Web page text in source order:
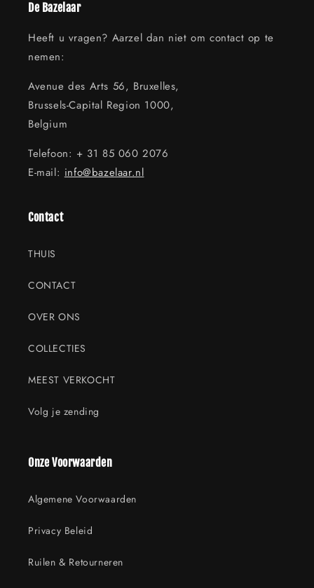
De Bazelaar
Heeft u vragen? Aarzel dan niet om contact op te
nemen:
Avenue des Arts 56, Bruxelles,
Brussels-Capital Region 1000,
Belgium
Telefoon: + 31 85 060 2076
E-mail: info@bazelaar.nl
Contact
THUIS
CONTACT
OVER ONS
COLLECTIES
MEEST VERKOCHT
Volg je zending
Onze Voorwaarden
Algemene Voorwaarden
Privacy Beleid
Ruilen & Retourneren